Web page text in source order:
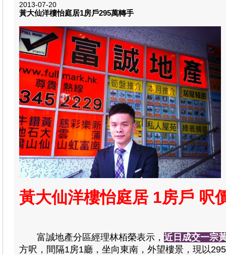
2013-07-20
黃大仙洋樓怡庭居1房戶295萬轉手
黃大仙洋樓怡庭居 1房戶 呎
富誠地產分區經理林栢榮表示， 近日成交一宗
方呎，間隔1房1廳，坐向東南，外望樓景，現以